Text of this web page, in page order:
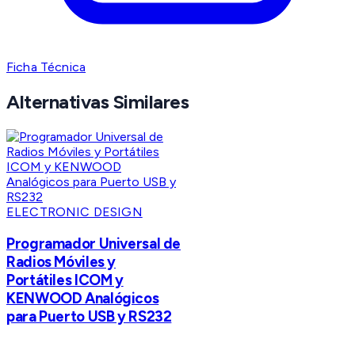
Ficha Técnica
Alternativas Similares
ELECTRONIC DESIGN
Programador Universal de
Radios Móviles y
Portátiles ICOM y
KENWOOD Analógicos
para Puerto USB y RS232